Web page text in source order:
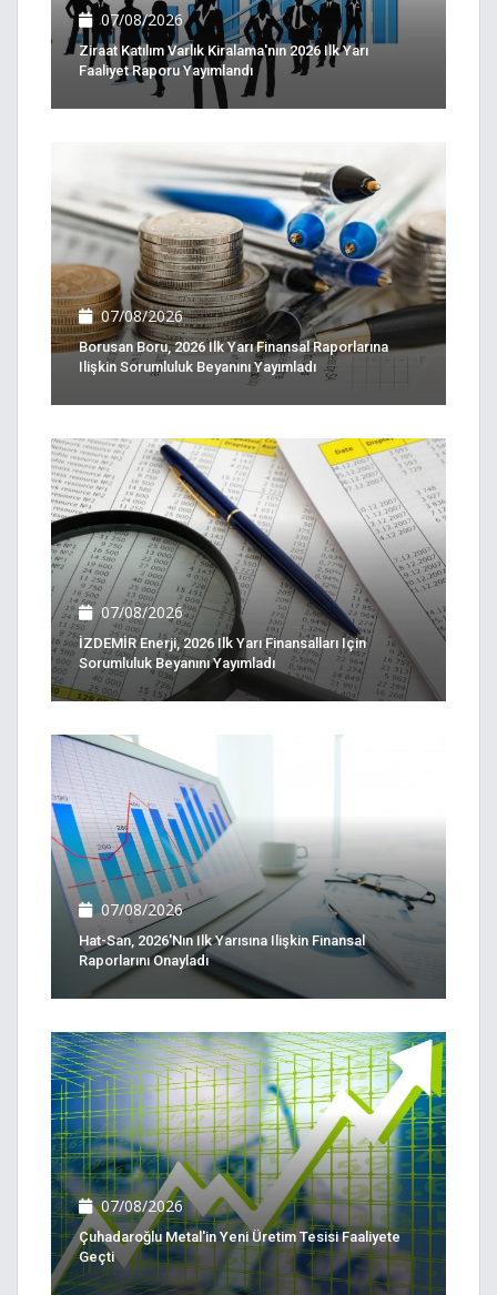
07/08/2026
Ziraat Katılım Varlık Kiralama'nın 2026 Ilk Yarı
Faaliyet Raporu Yayımlandı
07/08/2026
Borusan Boru, 2026 Ilk Yarı Finansal Raporlarına
Ilişkin Sorumluluk Beyanını Yayımladı
07/08/2026
İZDEMİR Enerji, 2026 Ilk Yarı Finansalları Için
Sorumluluk Beyanını Yayımladı
07/08/2026
Hat-San, 2026'nın Ilk Yarısına Ilişkin Finansal
Raporlarını Onayladı
07/08/2026
Çuhadaroğlu Metal'in Yeni Üretim Tesisi Faaliyete
Geçti